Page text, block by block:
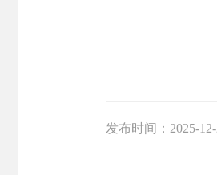
发布时间： 2025-